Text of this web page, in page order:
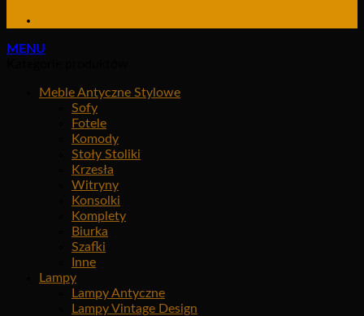
MENU
Meble Antyczne Stylowe
Sofy
Fotele
Komody
Stoły Stoliki
Krzesła
Witryny
Konsolki
Komplety
Biurka
Szafki
Inne
Lampy
Lampy Antyczne
Lampy Vintage Design